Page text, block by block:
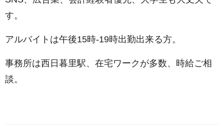
す。
アルバイトは午後15時-19時出勤出来る方。
事務所は西日暮里駅、在宅ワークが多数、時給ご相
談。